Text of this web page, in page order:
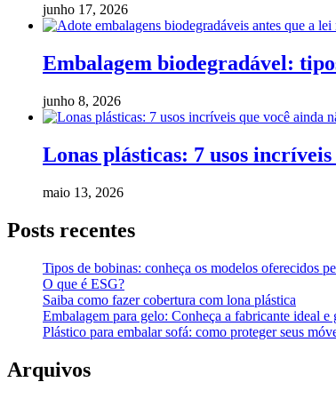
junho 17, 2026
Embalagem biodegradável:
junho 8, 2026
Lonas plásticas: 7 usos
maio 13, 2026
Posts recentes
Tipos de bobinas: conheça os modelos oferecidos
O que é ESG?
Saiba como fazer cobertura com lona plástica
Embalagem para gelo: Conheça a fabricante ideal e
Plástico para embalar sofá: como proteger seus
Arquivos